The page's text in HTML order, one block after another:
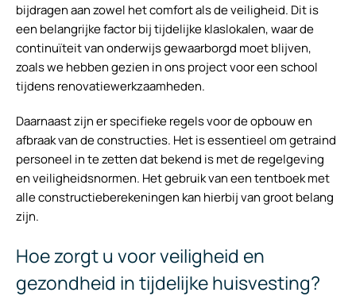
bijdragen aan zowel het comfort als de veiligheid. Dit is
een belangrijke factor bij tijdelijke klaslokalen, waar de
continuïteit van onderwijs gewaarborgd moet blijven,
zoals we hebben gezien in ons project voor een school
tijdens renovatiewerkzaamheden.
Daarnaast zijn er specifieke regels voor de opbouw en
afbraak van de constructies. Het is essentieel om getraind
personeel in te zetten dat bekend is met de regelgeving
en veiligheidsnormen. Het gebruik van een tentboek met
alle constructieberekeningen kan hierbij van groot belang
zijn.
Hoe zorgt u voor veiligheid en
gezondheid in tijdelijke huisvesting?